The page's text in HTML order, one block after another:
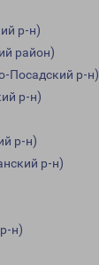
р-н)
район)
Посадский р-н)
р-н)
р-н)
р-н)
н)